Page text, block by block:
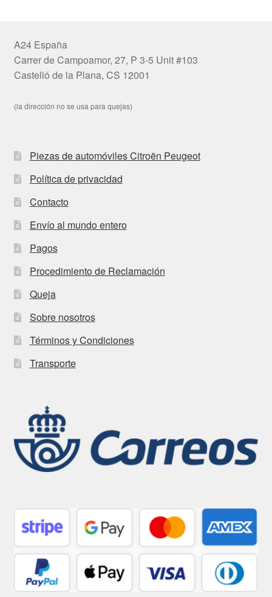
A24 España
Carrer de Campoamor, 27, P 3-5 Unit #103
Castelló de la Plana, CS 12001
(la dirección no se usa para quejas)
Piezas de automóviles Citroën Peugeot
Política de privacidad
Contacto
Envío al mundo entero
Pagos
Procedimiento de Reclamación
Queja
Sobre nosotros
Términos y Condiciones
Transporte